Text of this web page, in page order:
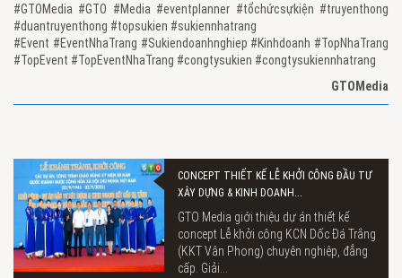
#GTOMedia #GTO #Media #eventplanner #tổchứcsựkiện #truyenthong
#duantruyenthong #topsukien #sukiennhatrang
#Event #EventNhaTrang #Sukiendoanhnghiep #Kinhdoanh #TopNhaTrang
#TopEvent #TopEventNhaTrang #congtysukien #congtysukiennhatrang
GTOMedia
CONCEPT THIẾT KẾ LỄ KHỞI CÔNG ĐẦU TƯ
XÂY DỰNG & KINH DOANH...
GTO Media giới thiệu dự án thiết kế
concept Lễ khởi công KCN Dốc Đá Trắng
(KKT Vân Phong) chuyên nghiệp, đẳng
cấp. Giải...